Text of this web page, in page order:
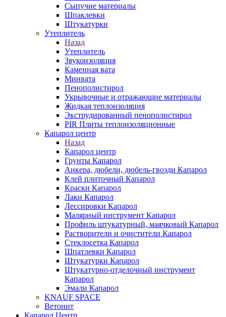
Сыпучие материалы
Шпаклевки
Штукатурки
Утеплитель
Назад
Утеплитель
Звукоизоляция
Каменная вата
Минвата
Пенополистирол
Укрывочные и отражающие материалы
Жидкая теплоизоляция
Экструдированный пенополистирол
PIR Плиты теплоизоляционные
Капарол центр
Назад
Капарол центр
Грунты Капарол
Анкера, дюбели, дюбель-гвозди Капарол
Клей плиточный Капарол
Краски Капарол
Лаки Капарол
Лессировки Капарол
Малярный инструмент Капарол
Профиль штукатурный, маячковый Капарол
Растворители и очистители Капарол
Cтеклосетка Капарол
Шпатлевки Капарол
Штукатурки Капарол
Штукатурно-отделочный инструмент
Капарол
Эмали Капарол
KNAUF SPACE
Ветонит
Капарол Центр